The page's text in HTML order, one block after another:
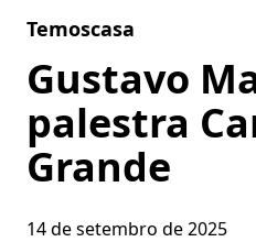
Temoscasa
Gustavo
palestra
Grande
14 de setembro de 2025